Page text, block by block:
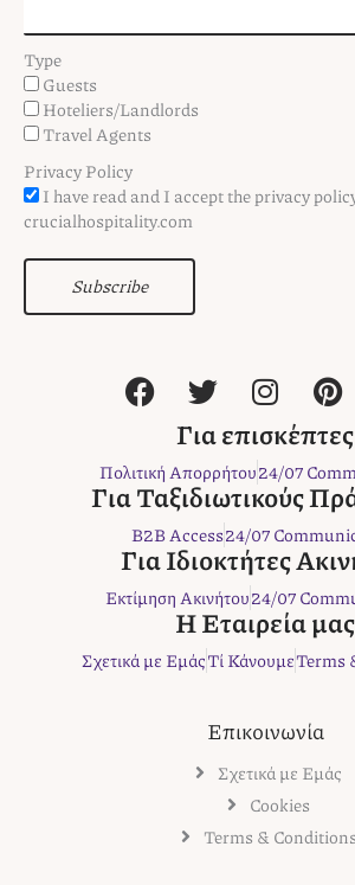
Type
Guests
Hoteliers/Landlords
Travel Agents
Privacy Policy
I have read and I accept the privacy
crucialhospitality.com
Subscribe
F
a
e
b
o
o
k
T
w
i
t
t
e
r
I
n
s
t
a
g
r
a
m
P
i
n
t
e
r
e
s
t
Για επισκέπτες
Πολιτική Απορρήτου24/07
Για Ταξιδιωτικούς
B2B Access24/07
Για Ιδιοκτήτες
Εκτίμηση Ακινήτου24/07
Η Εταιρεία μας
Σχετικά με ΕμάςΤί ΚάνουμεTerms
Επικοινωνία
Σχετικά με Εμάς
Cookies
Terms & Conditions